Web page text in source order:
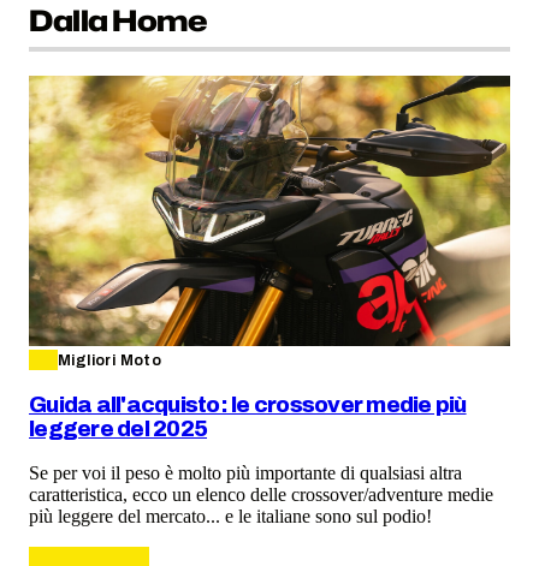
Dalla Home
Migliori Moto
Guida all'acquisto: le crossover medie più
leggere del 2025
Se per voi il peso è molto più importante di qualsiasi altra
caratteristica, ecco un elenco delle crossover/adventure medie
più leggere del mercato... e le italiane sono sul podio!